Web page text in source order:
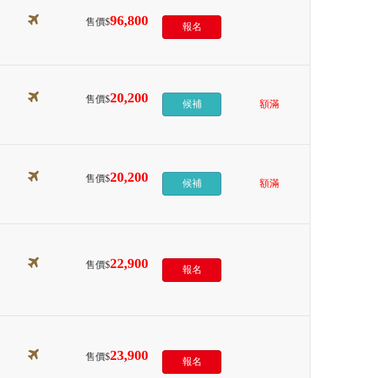
售價$96,800 報名
售價$20,200 候補 額滿
售價$20,200 候補 額滿
售價$22,900 報名
售價$23,900 報名